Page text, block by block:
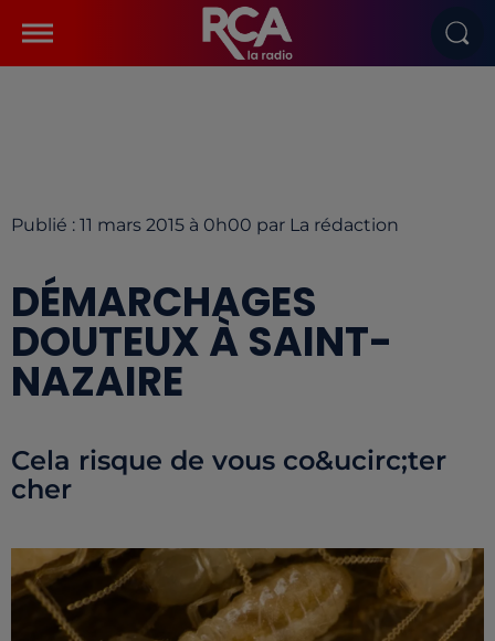
Publié : 11 mars 2015 à 0h00 par La rédaction
DÉMARCHAGES
DOUTEUX À SAINT-
NAZAIRE
Cela risque de vous co&ucirc;ter
cher